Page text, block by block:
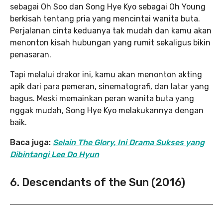
sebagai Oh Soo dan Song Hye Kyo sebagai Oh Young
berkisah tentang pria yang mencintai wanita buta.
Perjalanan cinta keduanya tak mudah dan kamu akan
menonton kisah hubungan yang rumit sekaligus bikin
penasaran.
Tapi melalui drakor ini, kamu akan menonton akting
apik dari para pemeran, sinematografi, dan latar yang
bagus. Meski memainkan peran wanita buta yang
nggak mudah, Song Hye Kyo melakukannya dengan
baik.
Baca juga: Selain The Glory, Ini Drama Sukses yang
Dibintangi Lee Do Hyun
6. Descendants of the Sun (2016)